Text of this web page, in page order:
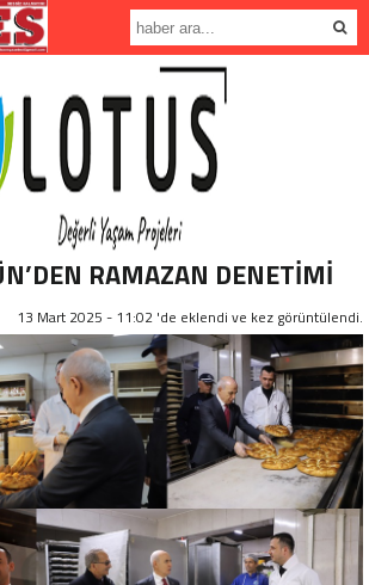
RAMAZAN DENETİMİ
13 Mart 2025 - 11:02 'de eklendi ve kez görüntülendi.